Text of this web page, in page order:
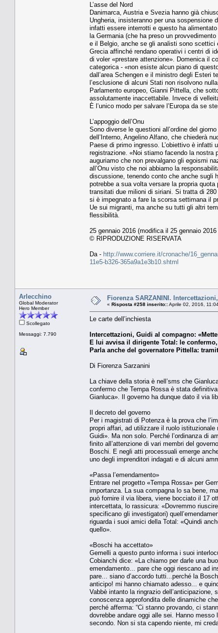
L’asse del Nord
Danimarca, Austria e Svezia hanno già
Ungheria, insisteranno per una sospensione
infatti essere interrotti e questo ha
la Germania (che ha preso un
e il Belgio, anche se gli analisti sono
Grecia affinché rendano operativi i centri di
di voler «prestare attenzione». Domenica il
categorica - «non esiste alcun piano di
dall’area Schengen e il ministro degli Esteri
l’esclusione di alcuni Stati non risolvono
Parlamento europeo, Gianni Pittella, che
assolutamente inaccettabile. Invece di
È l’unico modo per salvare l’Europa da se
L’appoggio dell’Onu
Sono diverse le questioni all’ordine del
dell’Interno, Angelino Alfano, che chiederà
Paese di primo ingresso. L’obiettivo è infatti
registrazione. «Noi stiamo facendo la nostra
auguriamo che non prevalgano gli egoismi
all’Onu visto che noi abbiamo la
discussione, tenendo conto che anche sugli
potrebbe a sua volta versare la propria
transitati due milioni di siriani. Si tratta di
si è impegnato a fare la scorsa settimana il
Ue sui migranti, ma anche su tutti gli altri
flessibilità.
25 gennaio 2016 (modifica il 25 gennaio
© RIPRODUZIONE RISERVATA
Da - http://www.corriere.it/cronache/
11e5-b326-365a9a1e3b10.shtml
Arlecchino
Global Moderator
Hero Member
Scollegato
Messaggi: 7.790
Fiorenza SARZANINI.
« Risposta #258 inserito::Aprile 02, 2016,
Le carte dell’inchiesta
Intercettazioni, Guidi al compagno:
E lui avvisa il dirigente Total: le
Parla anche del governatore Pittella:
Di Fiorenza Sarzanini
La chiave della storia è nell’sms che
confermo che Tempa Rossa è stata
Gianluca». Il governo ha dunque dato il via
Il decreto del governo
Per i magistrati di Potenza è la prova che
propri affari, ad utilizzare il ruolo
Guidi». Ma non solo. Perché l’ordinanza di
finito all’attenzione di vari membri del
Boschi. E negli atti processuali emerge
uno degli imprenditori indagati e di alcuni
«Passa l’emendamento»
Entrare nel progetto «Tempa Rossa» per
importanza. La sua compagna lo sa bene,
può fornire il via libera, viene bocciato il 17
intercettata, lo rassicura: «Dovremmo
specificano gli investigatori)
riguarda i suoi amici della Total: «Quindi
quello».
«Boschi ha accettato»
Gemelli a questo punto informa i suoi
Cobianchi dice: «La chiamo per darle una
emendamento... pare che oggi riescano ad
pare... siano d’accordo tutti...perché la
anticipo! mi hanno chiamato adesso... e
Vabbè intanto la ringrazio
conoscenza approfondita delle dinamiche
perché afferma: “Ci stanno provando, ci
dovrebbe andare oggi alle sei. Hanno
secondo. Non si sta capendo niente, mi